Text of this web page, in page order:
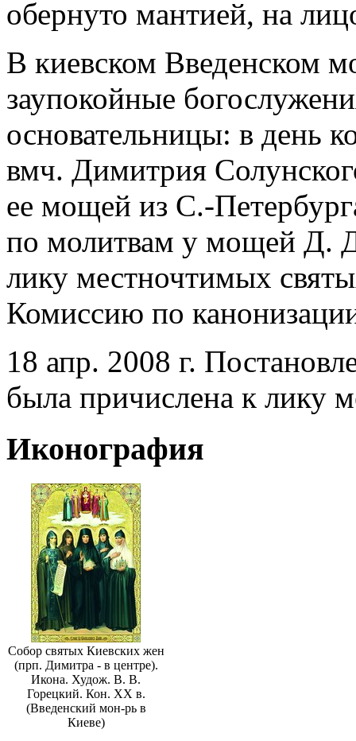
обернуто мантией, на
В киевском Введенском
заупокойные
основательницы: в день
вмч. Димитрия
ее мощей из С.-
по молитвам у мощей Д.
лику местночтимых
Комиссию по
18 апр. 2008 г.
была причислена к лику
Иконография
Собор святых Киевских жен
(прп. Димитра - в центре).
Икона. Худож. В. В.
Горецкий. Кон. XX в.
(Введенский мон-рь в
Киеве)